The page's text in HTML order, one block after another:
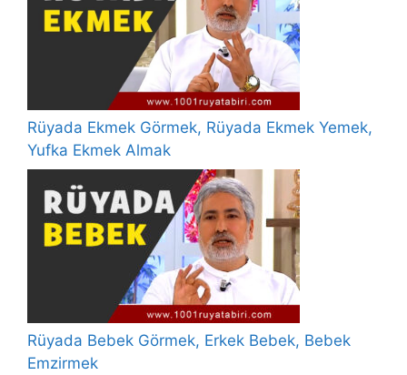
Rüyada Ekmek Görmek, Rüyada Ekmek Yemek,
Yufka Ekmek Almak
Rüyada Bebek Görmek, Erkek Bebek, Bebek
Emzirmek